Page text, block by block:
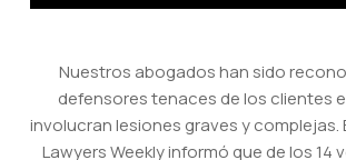
Nuestros abogados han sido
defensores tenaces de los clientes
involucran lesiones graves y complejas.
Lawyers Weekly informó que de los 14